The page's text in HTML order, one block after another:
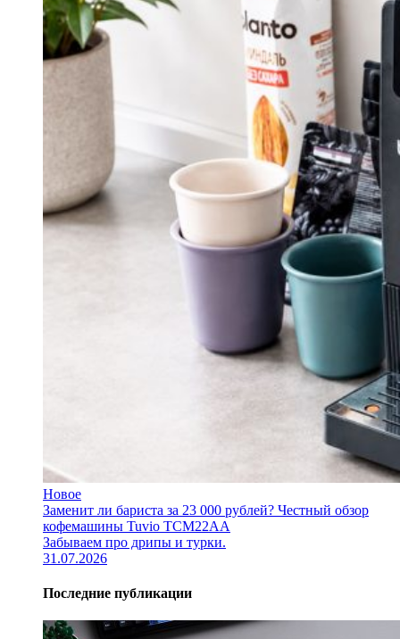
Новое
Заменит ли бариста за 23 000 рублей? Честный обзор
кофемашины Tuvio TCM22AA
Забываем про дрипы и турки.
31.07.2026
Последние публикации